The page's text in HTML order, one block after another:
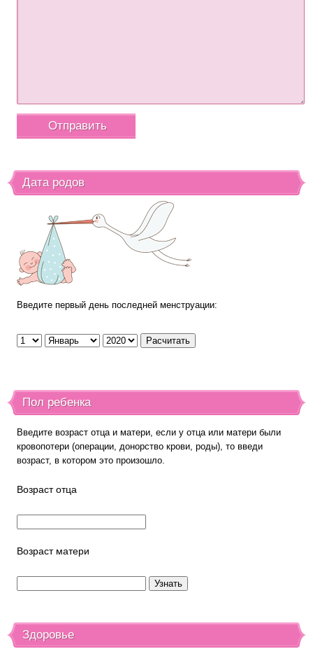
Дата родов
Введите первый день последней менструации:
Пол ребенка
Введите возраст отца и матери, если у отца или матери были
кровопотери (операции, донорство крови, роды), то введи
возраст, в котором это произошло.
Возраст отца
Возраст матери
Здоровье